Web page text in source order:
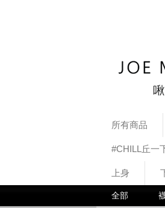
所有商品
#CHILL丘一
上身
全部